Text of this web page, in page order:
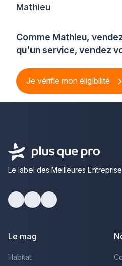
Comme Mathieu,
qu'un service, vendez
Je vérifie mon éligibilité
Mathieu
Le label des Meilleures
Le mag
Habitat